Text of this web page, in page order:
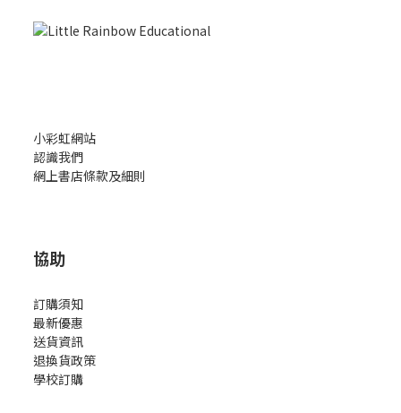
小彩虹網站
認識我們
網上書店條款及細則
協助
訂購須知
最新優惠
送貨資訊
退換貨政策
學校訂購